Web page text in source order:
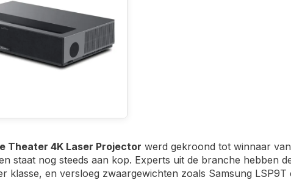
Theater 4K Laser Projector werd gekroond tot winnaar
staat nog steeds aan kop. Experts uit de branche hebben
klasse, en versloeg zwaargewichten zoals Samsung